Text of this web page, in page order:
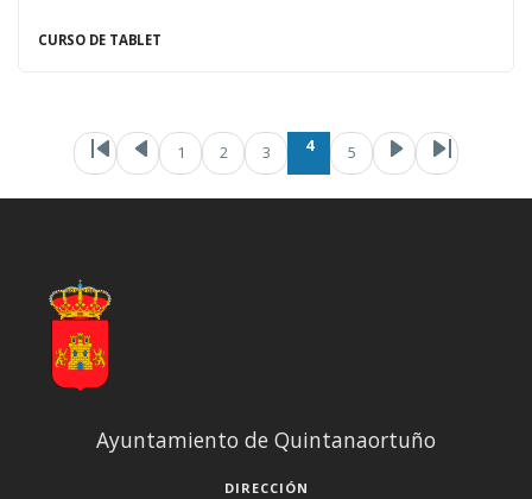
CURSO DE TABLET
Paginación
Primera página
Página anterior
Page
1 Page
2 3 4 5
Ayuntamiento de Quintanaortuño
DIRECCIÓN